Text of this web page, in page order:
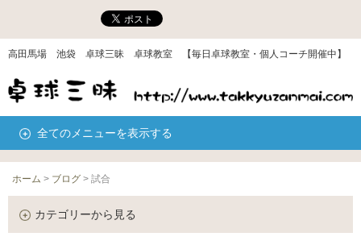
高田馬場 池袋 卓球三昧 卓球教室 【毎日卓球教室・個人コーチ開催中】
全てのメニューを表示する
ホーム > ブログ > 試合
カテゴリーから見る